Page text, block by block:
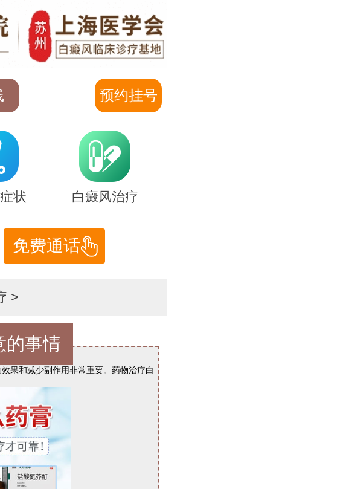
预约挂号
状 白癜风治疗
免费通话
>
的事情
果和减少副作用非常重要。药物治疗白